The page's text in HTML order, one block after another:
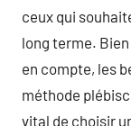
ceux qui
long terme.
en compte, les
méthode
vital de choisir